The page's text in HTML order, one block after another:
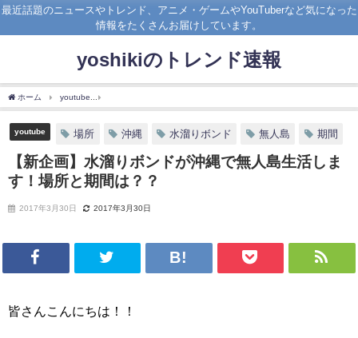
最近話題のニュースやトレンド、アニメ・ゲームやYouTuberなど気になった
情報をたくさんお届けしています。
yoshikiのトレンド速報
ホーム youtube
youtube 場所 沖縄 水溜りボンド 無人島 期間
【新企画】水溜りボンドが沖縄で無人島生活しま
す！場所と期間は？？
2017年3月30日 2017年3月30日
皆さんこんにちは！！